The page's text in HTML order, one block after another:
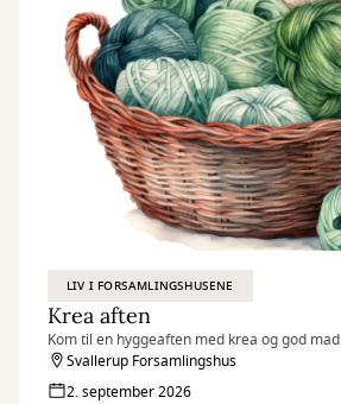
LIV I FORSAMLINGSHUSENE
Krea aften
Kom til en hyggeaften med krea og god mad
Svallerup Forsamlingshus
2. september 2026